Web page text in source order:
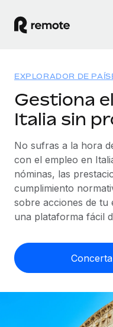
EMPLEO GLOBAL
Nómina global
Gestiona las
legalidad.
Employer of
Expándete en todo
cumpliendo la
Integra y gestiona
Soluciones
COBERTURA
Explorador de
Consulta el
Explorador
Simplifica la
Comparador de
Compáranos con
ETAPAS DE
Recursos
HERRAMIENTAS Y
Calculadora
Consulta el riesgo
cualquier país.
Descubre
autónomos
Precios
English
Nederlands
EXPLORADOR DE
Gestiona
Italia sin
No sufras a la hora
con el empleo en
nóminas, las
cumplimiento
sobre acciones de tu
una plataforma fácil